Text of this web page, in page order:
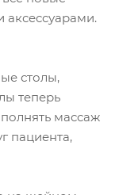
столы,
теперь
массаж
пациента,